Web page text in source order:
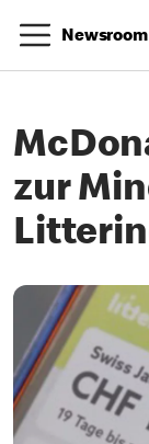
Newsroom
zur